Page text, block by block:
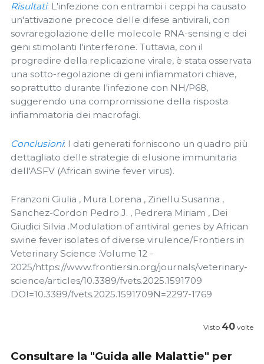
Risultati: L'infezione con entrambi i ceppi ha causato
un'attivazione precoce delle difese antivirali, con
sovraregolazione delle molecole RNA-sensing e dei
geni stimolanti l'interferone. Tuttavia, con il
progredire della replicazione virale, è stata osservata
una sotto-regolazione di geni infiammatori chiave,
soprattutto durante l'infezione con NH/P68,
suggerendo una compromissione della risposta
infiammatoria dei macrofagi.
Conclusioni: I dati generati forniscono un quadro più
dettagliato delle strategie di elusione immunitaria
dell'ASFV (African swine fever virus).
Franzoni Giulia , Mura Lorena , Zinellu Susanna ,
Sanchez-Cordon Pedro J. , Pedrera Miriam , Dei
Giudici Silvia .Modulation of antiviral genes by African
swine fever isolates of diverse virulence/Frontiers in
Veterinary Science :Volume 12 -
2025/https://www.frontiersin.org/journals/veterinary-
science/articles/10.3389/fvets.2025.1591709
DOI=10.3389/fvets.2025.1591709N=2297-1769
Visto 40 volte
Consultare la "Guida alle Malattie" per